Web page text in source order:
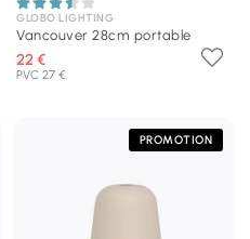
GLOBO LIGHTING
Vancouver 28cm portable
22 €
PVC 27 €
PROMOTION